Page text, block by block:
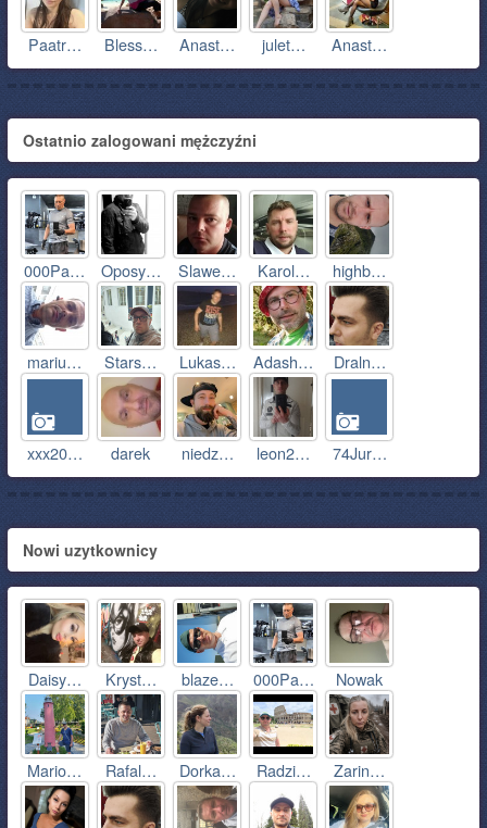
Paatr… Bless… Anast… julet… Anast…
Ostatnio zalogowani mężczyźni
000Pa… Oposy… Slawe… Karol… highb…
mariu… Stars… Lukas… Adash… Draln…
xxx20… darek niedz… leon2… 74Jur…
Nowi uzytkownicy
Daisy… Kryst… blaze… 000Pa… Nowak
Mario… Rafal… Dorka… Radzi… Zarin…